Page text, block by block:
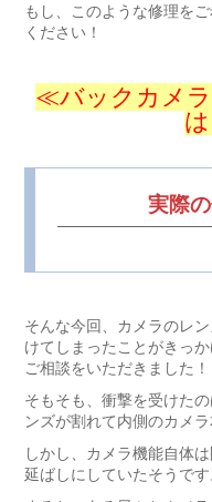
もし、このような修理を
ください！
≪バックカメラ
実際
そんな今回、カメラのレ
けてしまったことがきっ
ご相談をいただきました！
そもそも、衝撃を受けた
ンズが割れて内側のカメ
しかし、カメラ機能自体
延ばしにしていたそうです